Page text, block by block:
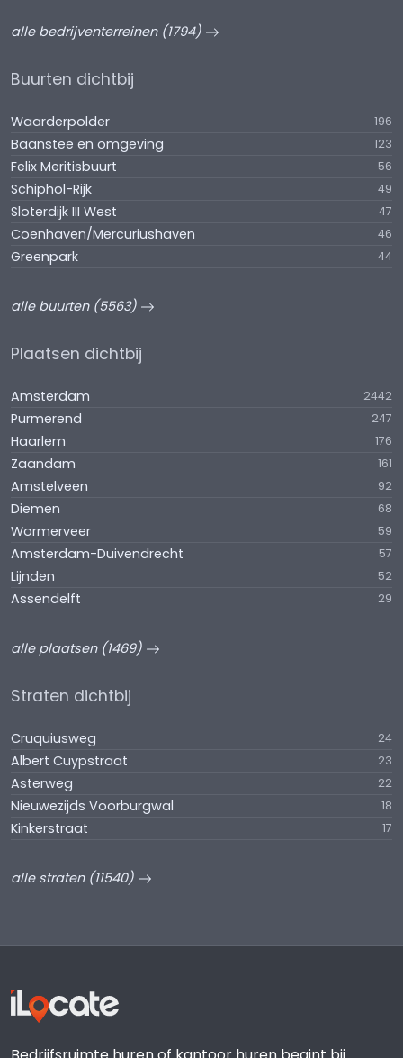
alle bedrijventerreinen (1794)
Buurten dichtbij
Waarderpolder 196
Baanstee en omgeving 123
Felix Meritisbuurt 56
Schiphol-Rijk 49
Sloterdijk III West 47
Coenhaven/Mercuriushaven 46
Greenpark 44
alle buurten (5563)
Plaatsen dichtbij
Amsterdam 2442
Purmerend 247
Haarlem 176
Zaandam 161
Amstelveen 92
Diemen 68
Wormerveer 59
Amsterdam-Duivendrecht 57
Lijnden 52
Assendelft 29
alle plaatsen (1469)
Straten dichtbij
Cruquiusweg 24
Albert Cuypstraat 23
Asterweg 22
Nieuwezijds Voorburgwal 18
Kinkerstraat 17
alle straten (11540)